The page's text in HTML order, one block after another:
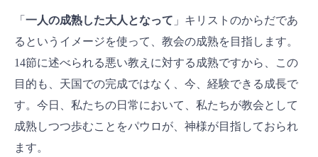
「 一人の成熟した大人となって 」キリストのからだであ
るというイメージを使って、教会の成熟を目指します。
14節に述べられる悪い教えに対する成熟ですから、この
目的も、天国での完成ではなく、今、経験できる成長で
す。今日、私たちの日常において、私たちが教会として
成熟しつつ歩むことをパウロが、神様が目指しておられ
ます。